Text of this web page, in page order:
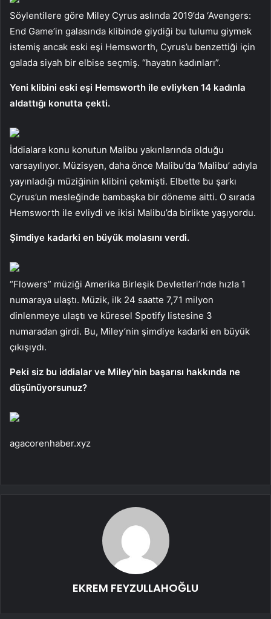
Söylentilere göre Miley Cyrus aslında 2019’da ‘Avengers:
End Game’in galasında klibinde giydiği bu tulumu giymek
istemiş ancak eski eşi Hemsworth, Cyrus’u benzettiği için
galada siyah bir elbise seçmiş. “hayatın kadınları”.
Yeni klibini eski eşi Hemsworth ile evliyken 14 kadınla
aldattığı konutta çekti.
İddialara konu konutun Malibu yakınlarında olduğu
varsayılıyor. Müzisyen, daha önce Malibu’da ‘Malibu’ adıyla
yayınladığı müziğinin klibini çekmişti. Elbette bu şarkı
Cyrus’un mesleğinde bambaşka bir döneme aitti. O sırada
Hemsworth ile evliydi ve ikisi Malibu’da birlikte yaşıyordu.
Şimdiye kadarki en büyük molasını verdi.
“Flowers” müziği Amerika Birleşik Devletleri’nde hızla 1
numaraya ulaştı. Müzik, ilk 24 saatte 7,71 milyon
dinlenmeye ulaştı ve küresel Spotify listesine 3
numaradan girdi. Bu, Miley’nin şimdiye kadarki en büyük
çıkışıydı.
Peki siz bu iddialar ve Miley’nin başarısı hakkında ne
düşünüyorsunuz?
agacorenhaber.xyz
EKREM FEYZULLAHOĞLU